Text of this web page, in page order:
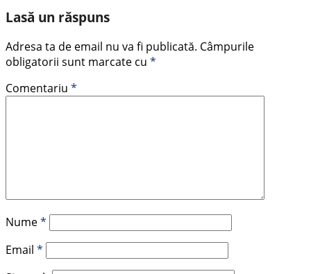
Lasă un răspuns
Adresa ta de email nu va fi publicată. Câmpurile
obligatorii sunt marcate cu *
Comentariu *
Nume*
Email *